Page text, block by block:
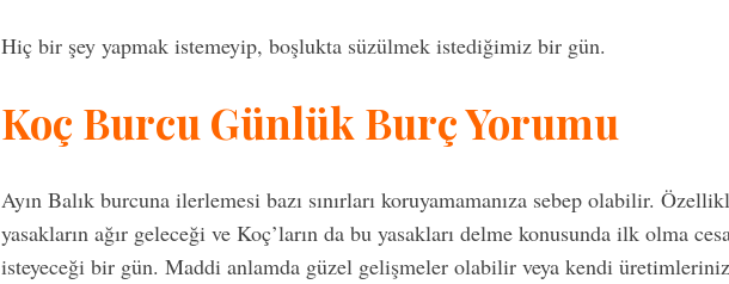
Hiç bir şey yapmak istemeyip, boşlukta süzülmek istediğimiz bir gün.
Koç Burcu Günlük Burç Yorumu
Ayın Balık burcuna ilerlemesi bazı sınırları koruyamamanıza sebep olabilir.
yasakların ağır geleceği ve Koç’ların da bu yasakları delme konusunda ilk olma
isteyeceği bir gün. Maddi anlamda güzel gelişmeler olabilir veya kendi